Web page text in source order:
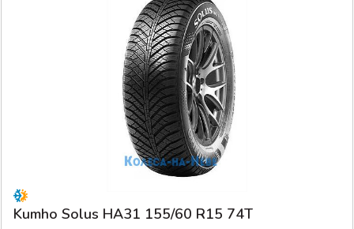
Kumho Solus HA31 155/60 R15 74T